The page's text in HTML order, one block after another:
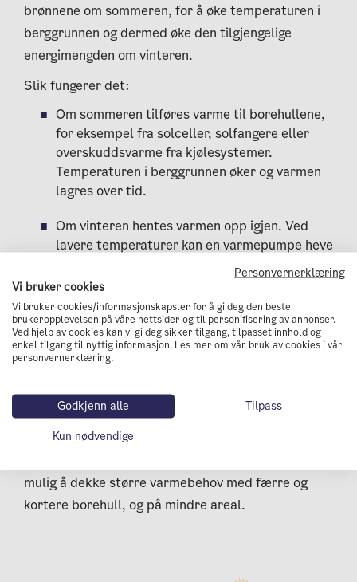
brønnene om sommeren, for å øke temperaturen i
berggrunnen og dermed øke den tilgjengelige
energimengden om vinteren.
Slik fungerer det:
Om sommeren tilføres varme til borehullene,
for eksempel fra solceller, solfangere eller
overskuddsvarme fra kjølesystemer.
Temperaturen i berggrunnen øker og varmen
lagres over tid.
Om vinteren hentes varmen opp igjen. Ved
lavere temperaturer kan en varmepumpe heve
temperaturen ytterligere slik at varmen kan
brukes til oppvarming i bygg eller i et
nærvarmeanlegg. Siden temperaturen i fjellet
kan heves betydelig over naturlig temperatur i
berggrunnen, gir en geotermos høyere effekt
og bedre virkningsgrad enn konvensjonell
Dette gjør det mulig å lagre billig og tilgjengelig
energi om sommeren – når behovet er lavt – til å
mulig å dekke større varmebehov med færre og
kortere borehull, og på mindre areal.
Personvernerklæring
Vi bruker cookies
Vi bruker cookies/informasjonskapsler for å gi deg den beste
brukeropplevelsen på våre nettsider og til personifisering av annonser.
Ved hjelp av cookies kan vi gi deg sikker tilgang, tilpasset innhold og
enkel tilgang til nyttig informasjon. Les mer om vår bruk av cookies i vår
personvernerklæring.
Godkjenn alle
Tilpass
Kun nødvendige